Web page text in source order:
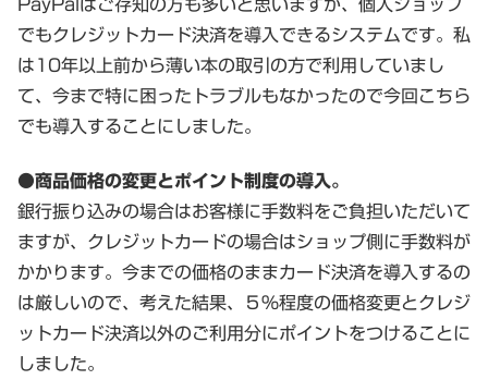
PayPalはご存知の方も多いと思いますが、個人ショップ
でもクレジットカード決済を導入できるシステムです。私
は10年以上前から薄い本の取引の方で利用していまし
て、今まで特に困ったトラブルもなかったので今回こちら
でも導入することにしました。
●商品価格の変更とポイント制度の導入。
銀行振り込みの場合はお客様に手数料をご負担いただいて
ますが、クレジットカードの場合はショップ側に手数料が
かかります。今までの価格のままカード決済を導入するの
は厳しいので、考えた結果、５％程度の価格変更とクレジ
ットカード決済以外のご利用分にポイントをつけることに
しました。